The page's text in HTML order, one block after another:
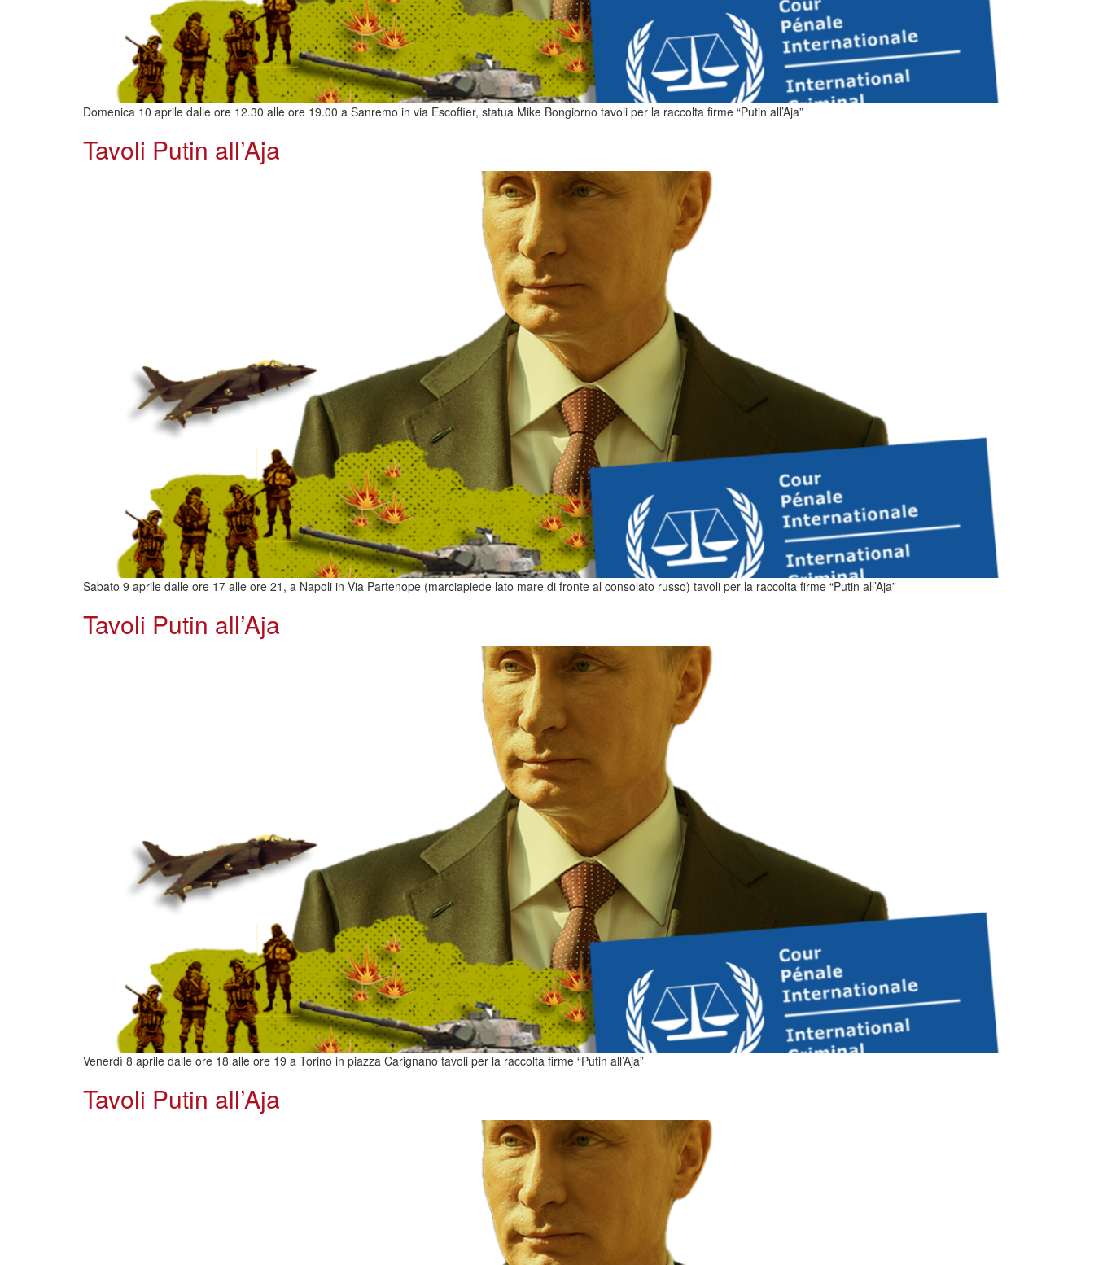
Domenica 10 aprile dalle ore 12.30 alle ore 19.00 a Sanremo in via Escoffier, statua Mike Bongiorno tavoli per la raccolta firme “Putin all’Aja”
Tavoli Putin all’Aja
Sabato 9 aprile dalle ore 17 alle ore 21, a Napoli in Via Partenope (marciapiede lato mare di fronte al consolato russo) tavoli per la raccolta firme “Putin all’Aja”
Tavoli Putin all’Aja
Venerdì 8 aprile dalle ore 18 alle ore 19 a Torino in piazza Carignano tavoli per la raccolta firme “Putin all’Aja”
Tavoli Putin all’Aja